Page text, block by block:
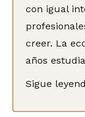
con igual
creer. La
años
Sigue